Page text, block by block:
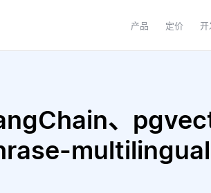
产品 定价 开
、
multilingual